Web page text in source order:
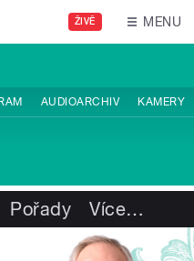
ŽIVĚ MENU
AUDIOARCHIV KAMERY
Pořady Více…